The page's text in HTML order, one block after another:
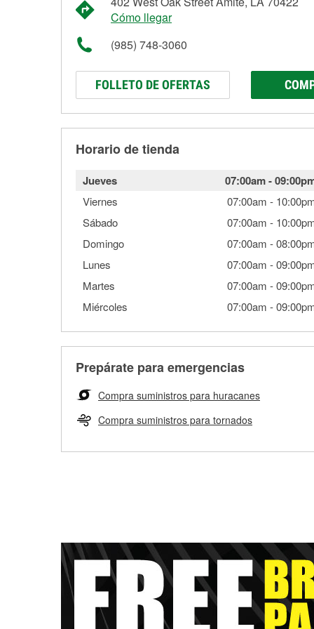
Cómo llegar
(985) 748-3060
FOLLETO DE OFERTAS
Horario de tienda
Jueves 07:00am-
Viernes 07:00am -
Sábado
07:00am -
Domingo
07:00am -
Lunes
07:00am -
Martes
07:00am -
Miércoles
07:00am -
Prepárate para emergencias
Compra suministros para huracanes
Compra suministros para tornados